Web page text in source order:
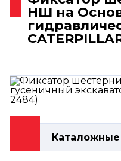
НШ на